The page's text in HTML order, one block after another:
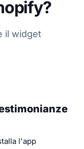
il widget
l'app